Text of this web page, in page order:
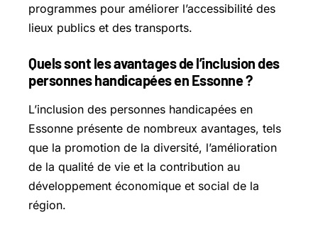
programmes pour améliorer l’accessibilité des
lieux publics et des transports.
Quels sont les avantages de l’inclusion des
personnes handicapées en Essonne ?
L’inclusion des personnes handicapées en
Essonne présente de nombreux avantages, tels
que la promotion de la diversité, l’amélioration
de la qualité de vie et la contribution au
développement économique et social de la
région.